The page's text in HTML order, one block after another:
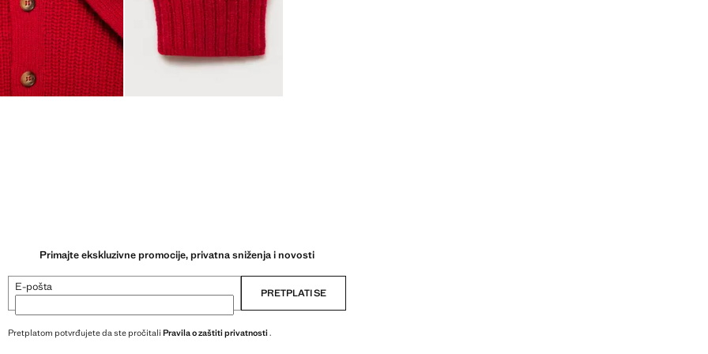
Primajte ekskluzivne promocije, privatna sniženja i novosti
E-pošta PRETPLATI SE
Pretplatom potvrđujete da ste pročitali Pravila o zaštiti privatnosti .